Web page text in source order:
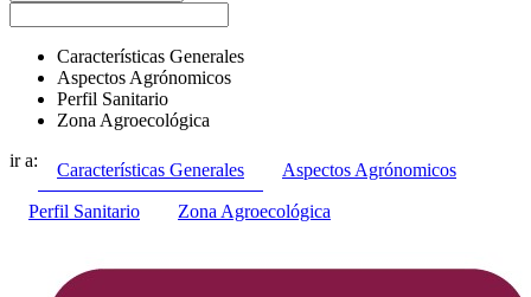
Características Generales
Aspectos Agrónomicos
Perfil Sanitario
Zona Agroecológica
ir a:
Características Generales Aspectos Agrónomicos
Perfil Sanitario Zona Agroecológica